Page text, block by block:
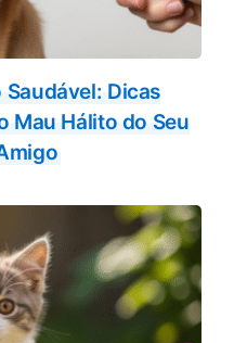
Dicas
Mau Hálito do Seu